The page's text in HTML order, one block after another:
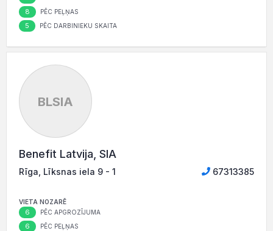
8 PĒC PEĻŅAS
5 PĒC DARBINIEKU SKAITA
BLSIA
Benefit Latvija, SIA
Rīga, Līksnas iela 9 - 1 67313385
VIETA NOZARĒ
6 PĒC APGROZĪJUMA
6 PĒC PEĻŅAS